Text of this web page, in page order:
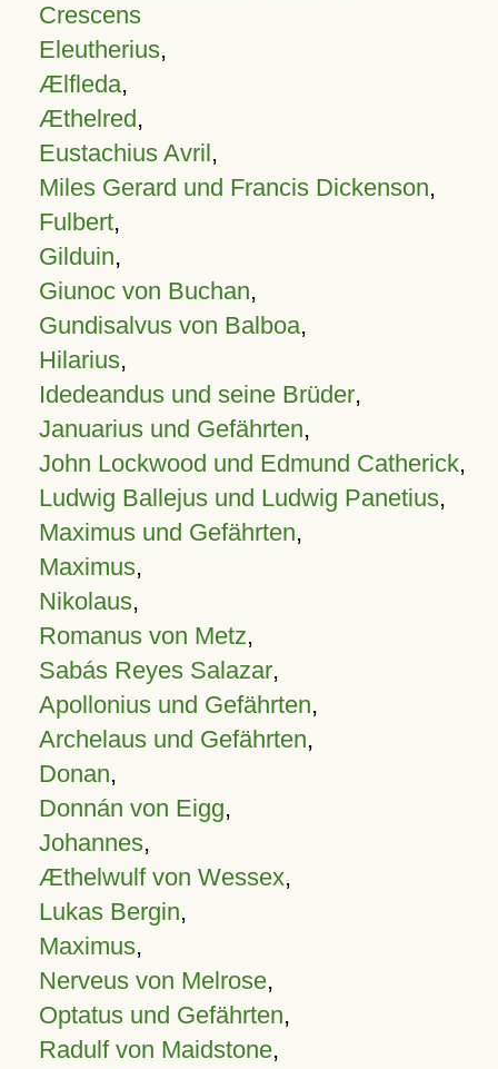
Crescens
Eleutherius,
Ælfleda,
Æthelred,
Eustachius Avril,
Miles Gerard und Francis Dickenson,
Fulbert,
Gilduin,
Giunoc von Buchan,
Gundisalvus von Balboa,
Hilarius,
Idedeandus und seine Brüder,
Januarius und Gefährten,
John Lockwood und Edmund Catherick,
Ludwig Ballejus und Ludwig Panetius,
Maximus und Gefährten,
Maximus,
Nikolaus,
Romanus von Metz,
Sabás Reyes Salazar,
Apollonius und Gefährten,
Archelaus und Gefährten,
Donan,
Donnán von Eigg,
Johannes,
Æthelwulf von Wessex,
Lukas Bergin,
Maximus,
Nerveus von Melrose,
Optatus und Gefährten,
Radulf von Maidstone,